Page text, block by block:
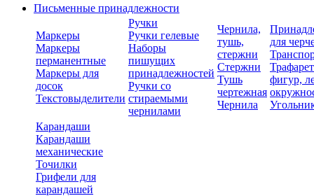
Письменные принадлежности
Маркеры
Маркеры
перманентные
Маркеры для
досок
Текстовыделители
Ручки
Ручки гелевые
Наборы
пишущих
принадлежностей
Ручки со
стираемыми
чернилами
Чернила,
тушь,
стержни
Стержни
Тушь
чертежная
Чернила
для
фигур,
Карандаши
Карандаши
механические
Точилки
Грифели для
карандашей